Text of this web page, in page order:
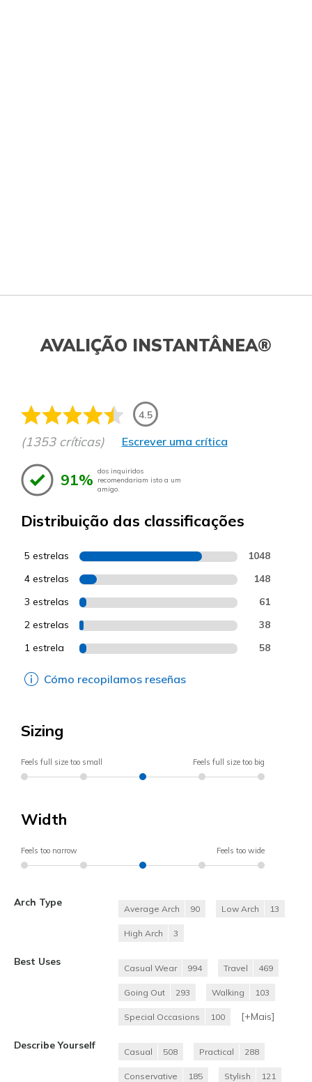
AVALIÇÃO INSTANTÂNEA®
4.5
(1353 críticas) Escrever uma crítica
91% dos inquiridos
recomendariam isto a um
amigo.
Distribuição das classificações
5 estrelas 1048
4 estrelas 148
3 estrelas 61
2 estrelas 38
1 estrela 58
Cómo recopilamos reseñas
Sizing
Feels full size too small Feels full size too big
Width
Feels too narrow Feels too wide
Arch Type
Average Arch 90 Low Arch 13
High Arch 3
Best Uses
Casual Wear 994 Travel 469
Going Out 293 Walking 103
Special Occasions 100 [+Mais]
Describe Yourself
Casual 508 Practical 288
Conservative 185 Stylish 121